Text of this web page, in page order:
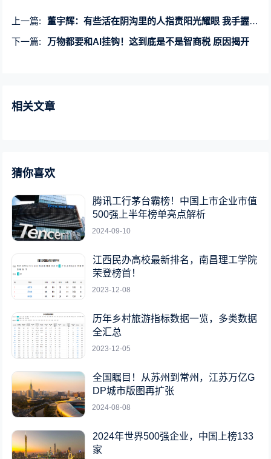
上一篇:
董宇辉：有些活在阴沟里的人指责阳光耀眼 我手握棍棒只为提防豺狼
下一篇:
万物都要和AI挂钩！这到底是不是智商税 原因揭开
相关文章
猜你喜欢
腾讯工行茅台霸榜！中国上市企业市值
500强上半年榜单亮点解析
2024-09-10
江西民办高校最新排名，南昌理工学院
荣登榜首！
2023-12-08
历年乡村旅游指标数据一览，多类数据
全汇总
2023-12-05
全国瞩目！从苏州到常州，江苏万亿G
DP城市版图再扩张
2024-08-08
2024年世界500强企业，中国上榜133
家